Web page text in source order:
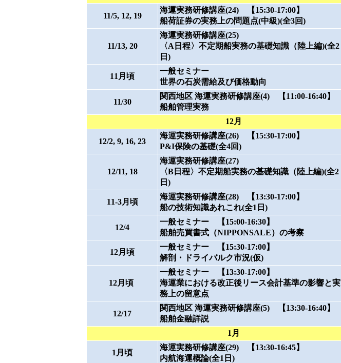
11/5, 12, 19
海運実務研修講座(24) 【15:30-17:00】
船荷証券の実務上の問題点(中級)(全3回)
11/13, 20
海運実務研修講座(25)
〈A日程〉不定期船実務の基礎知識（陸上編)(全2
日)
11月頃
一般セミナー
世界の石炭需給及び価格動向
11/30
関西地区 海運実務研修講座(4) 【11:00-16:40】
船舶管理実務
12月
12/2, 9, 16, 23
海運実務研修講座(26) 【15:30-17:00】
P&I保険の基礎(全4回)
12/11, 18
海運実務研修講座(27)
〈B日程〉不定期船実務の基礎知識（陸上編)(全2
日)
11-3月頃
海運実務研修講座(28) 【13:30-17:00】
船の技術知識あれこれ(全1日)
12/4
一般セミナー 【15:00-16:30】
船舶売買書式（NIPPONSALE）の考察
12月頃
一般セミナー 【15:30-17:00】
解剖・ドライバルク市況(仮)
12月頃
一般セミナー 【13:30-17:00】
海運業における改正後リース会計基準の影響と実
務上の留意点
12/17
関西地区 海運実務研修講座(5) 【13:30-16:40】
船舶金融詳説
1月
1月頃
海運実務研修講座(29) 【13:30-16:45】
内航海運概論(全1日)